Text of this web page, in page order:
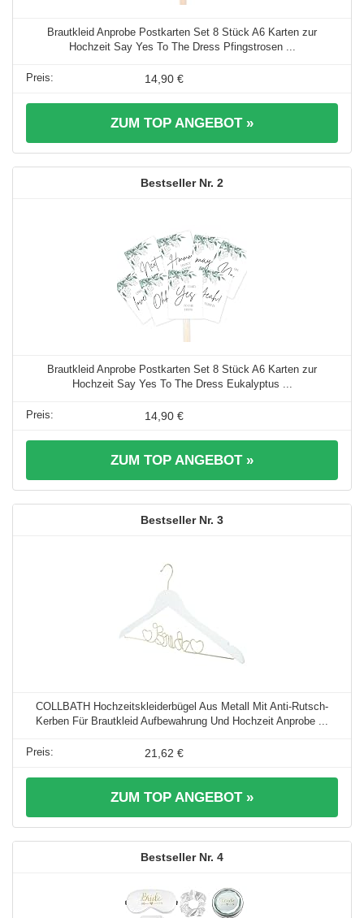
Brautkleid Anprobe Postkarten Set 8 Stück A6 Karten zur
Hochzeit Say Yes To The Dress Pfingstrosen ...
14,90 €
ZUM TOP ANGEBOT »
2
Brautkleid Anprobe Postkarten Set 8 Stück A6 Karten zur
Hochzeit Say Yes To The Dress Eukalyptus ...
14,90 €
ZUM TOP ANGEBOT »
3
COLLBATH Hochzeitskleiderbügel Aus Metall Mit Anti-Rutsch-
Kerben Für Brautkleid Aufbewahrung Und Hochzeit Anprobe ...
21,62 €
ZUM TOP ANGEBOT »
4